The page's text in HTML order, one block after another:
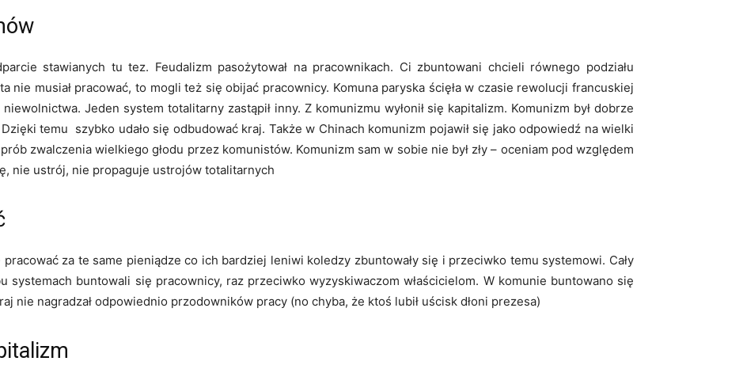
stawianych tu tez. Feudalizm pasożytował na pracownikach. Ci zbuntowani chcieli równego podziału
nie musiał pracować, to mogli też się obijać pracownicy. Komuna paryska ścięła w czasie rewolucji francuskiej
Jeden system totalitarny zastąpił inny. Z komunizmu wyłonił się kapitalizm. Komunizm był dobrze
temu szybko udało się odbudować kraj. Także w Chinach komunizm pojawił się jako odpowiedź na wielki
zwalczenia wielkiego głodu przez komunistów. Komunizm sam w sobie nie był zły – oceniam pod względem
nie ustrój, nie propaguje ustrojów totalitarnych
za te same pieniądze co ich bardziej leniwi koledzy zbuntowały się i przeciwko temu systemowi. Cały
systemach buntowali się pracownicy, raz przeciwko wyzyskiwaczom właścicielom. W komunie buntowano się
nie nagradzał odpowiednio przodowników pracy (no chyba, że ktoś lubił uścisk dłoni prezesa)